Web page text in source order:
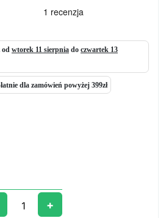
od wtorek 11 sierpnia do czwartek 13
dla zamówień powyżej 399zł
+